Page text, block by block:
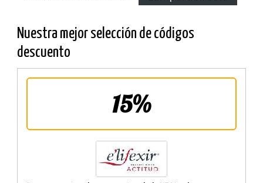
Nuestra mejor selección de códigos
descuento
15%